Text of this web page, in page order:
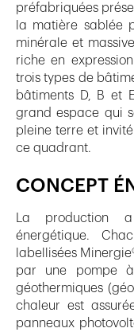
préfabriquées
la matière sablée
minérale et
riche en
trois types de
bâtiments D, B et
grand espace qui
pleine terre et
ce quadrant.
CONCEPT
La production
énergétique.
labellisées
par une pompe
géothermiques
chaleur est
panneaux